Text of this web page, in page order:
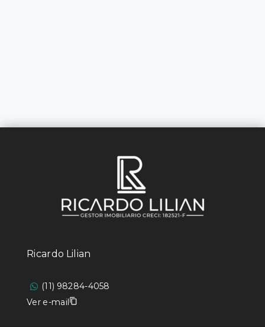
Ricardo Lilian
(11) 98284-4058
Ver e-mail